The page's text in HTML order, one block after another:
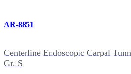
AR-8851
Centerline Endoscopic Carpal
Gr. S